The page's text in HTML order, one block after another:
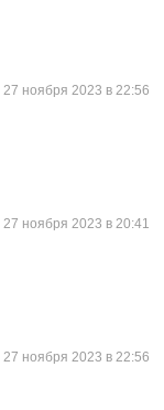
27 ноября 2023 в 22:56
27 ноября 2023 в 20:41
27 ноября 2023 в 22:56